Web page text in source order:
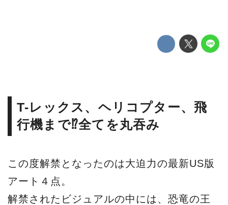
T-レックス、ヘリコプター、飛
行機まで⁉全てを丸吞み
この度解禁となったのは大迫力の最新US版
アート４点。
解禁されたビジュアルの中には、恐竜の王